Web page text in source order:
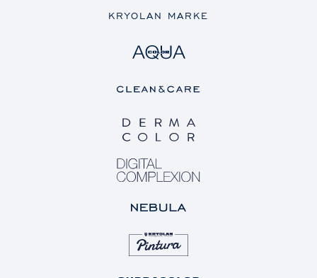
KRYOLAN MARKE